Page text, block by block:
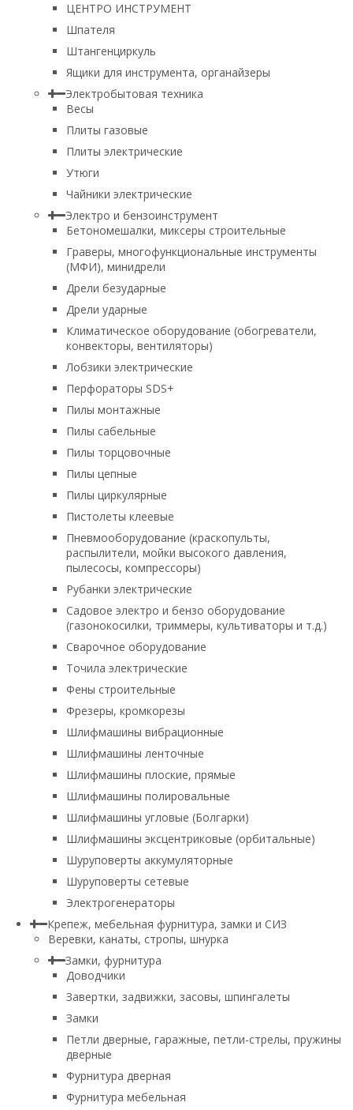
ЦЕНТРО ИНСТРУМЕНТ
Шпателя
Штангенциркуль
Ящики для инструмента, органайзеры
Электробытовая техника
Весы
Плиты газовые
Плиты электрические
Утюги
Чайники электрические
Электро и бензоинструмент
Бетономешалки, миксеры строительные
Граверы, многофункциональные инструменты
(МФИ), минидрели
Дрели безударные
Дрели ударные
Климатическое оборудование (обогреватели,
конвекторы, вентиляторы)
Лобзики электрические
Перфораторы SDS+
Пилы монтажные
Пилы сабельные
Пилы торцовочные
Пилы цепные
Пилы циркулярные
Пистолеты клеевые
Пневмооборудование (краскопульты,
распылители, мойки высокого давления,
пылесосы, компрессоры)
Рубанки электрические
Садовое электро и бензо оборудование
(газонокосилки, триммеры, культиваторы и т.д.)
Сварочное оборудование
Точила электрические
Фены строительные
Фрезеры, кромкорезы
Шлифмашины вибрационные
Шлифмашины ленточные
Шлифмашины плоские, прямые
Шлифмашины полировальные
Шлифмашины угловые (Болгарки)
Шлифмашины эксцентриковые (орбитальные)
Шуруповерты аккумуляторные
Шуруповерты сетевые
Электрогенераторы
Крепеж, мебельная фурнитура, замки и СИЗ
Веревки, канаты, стропы, шнурка
Замки, фурнитура
Доводчики
Завертки, задвижки, засовы, шпингалеты
Замки
Петли дверные, гаражные, петли-стрелы, пружины
дверные
Фурнитура дверная
Фурнитура мебельная